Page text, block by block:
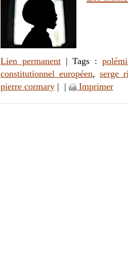
Lien permanent| Tags :
constitutionnel européen,serge
pierre cormary | | Imprimer